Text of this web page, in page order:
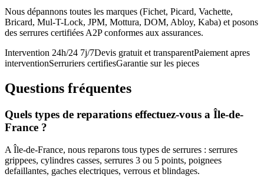
Nous dépannons toutes les marques (Fichet, Picard, Vachette,
Bricard, Mul-T-Lock, JPM, Mottura, DOM, Abloy, Kaba) et posons
des serrures certifiées A2P conformes aux assurances.
Intervention 24h/24 7j/7Devis gratuit et transparentPaiement apres
interventionSerruriers certifiesGarantie sur les pieces
Questions fréquentes
Quels types de reparations effectuez-vous a Île-de-
France ?
A Île-de-France, nous reparons tous types de serrures : serrures
grippees, cylindres casses, serrures 3 ou 5 points, poignees
defaillantes, gaches electriques, verrous et blindages.